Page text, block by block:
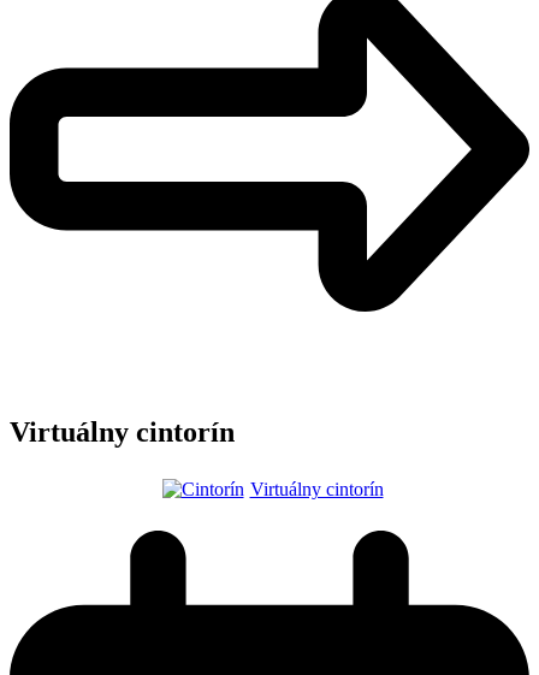
Virtuálny cintorín
Virtuálny cintorín